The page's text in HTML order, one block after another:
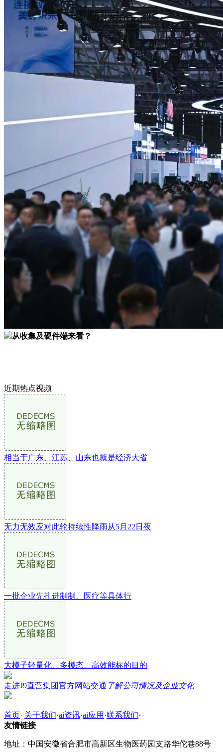
从收集及硬件端来看？
近期热点视频
相当于广东、江苏、山东也就是经济大省
无力无效应对此轮持续性降雨从5月22日夜
一批企业先扎进制制、医疗等具体行
大模子轻量化、多模态、高效能标的目的
走进J9直营集团官方网站交通 了解公司情况及企业文化
首页· 关于我们·ai资讯·ai应用 ·联系我们·
友情链接
地址：中国安徽省合肥市高新区生物医药园支路华佗巷88号